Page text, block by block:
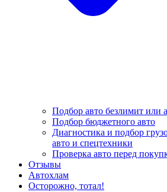
Подбор авто безлимит или
Подбор бюджетного авто
Диагностика и подбор
авто и спецтехники
Проверка авто перед
Отзывы
Автохлам
Осторожно, тотал!